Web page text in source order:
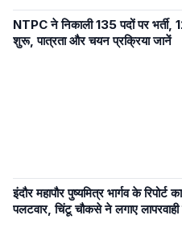
NTPC ने निकाली 135 पदों पर
शुरू, पात्रता और चयन प्रक्रिया जानें
इंदौर महापौर पुष्यमित्र भार्गव के रिपोर्ट
पलटवार, चिंटू चौकसे ने लगाए